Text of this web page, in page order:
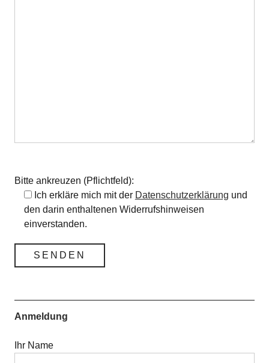
Bitte ankreuzen (Pflichtfeld):
Ich erkläre mich mit der Datenschutzerklärung und
den darin enthaltenen Widerrufshinweisen
einverstanden.
Anmeldung
Ihr Name